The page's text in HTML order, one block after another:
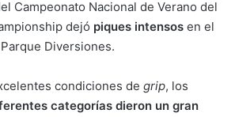
Campeonato Nacional de Verano del
dejó piques intensos en el
Diversiones.
condiciones de grip, los
categorías dieron un gran